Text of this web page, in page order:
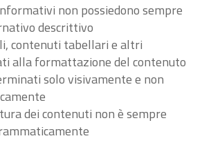
non possiedono sempre
descrittivo
contenuti tabellari e altri
alla formattazione del contenuto
solo visivamente e non
dei contenuti non è sempre